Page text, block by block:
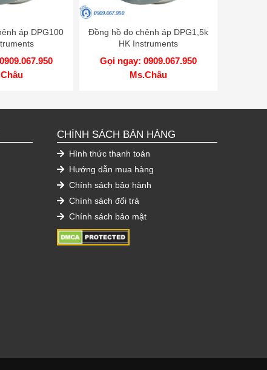
áp DPG100
Đồng hồ đo chênh áp DPG1,5k
HK Instruments
Gọi ngay: 0909.067.950
Ms.Châu
CHÍNH SÁCH BÁN HÀNG
Hình thức thanh toán
Hướng dẫn mua hàng
Chính sách bảo hành
Chính sách đổi trả
Chính sách bảo mật